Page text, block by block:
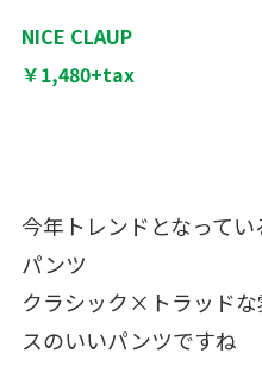
NICE CLAUP
￥1,480+tax
今年トレンドとなって
パンツ
クラシック×トラッド
スのいいパンツですね